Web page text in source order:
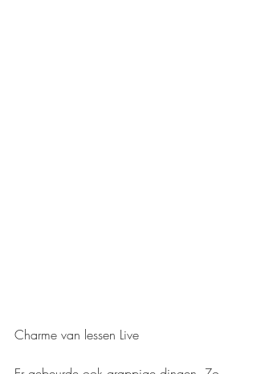
Charme van lessen Live